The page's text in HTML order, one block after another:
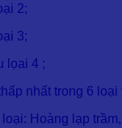
2;
3;
lọai 4 ;
nhất trong 6 loại
Hoàng lạp